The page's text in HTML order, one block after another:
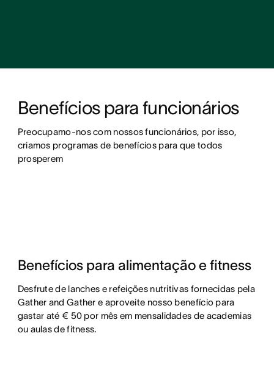
Benefícios para funcionários
Preocupamo-nos com nossos funcionários, por isso,
criamos programas de benefícios para que todos
prosperem
Benefícios para alimentação e fitness
Desfrute de lanches e refeições nutritivas fornecidas pela
Gather and Gather e aproveite nosso benefício para
gastar até € 50 por mês em mensalidades de academias
ou aulas de fitness.